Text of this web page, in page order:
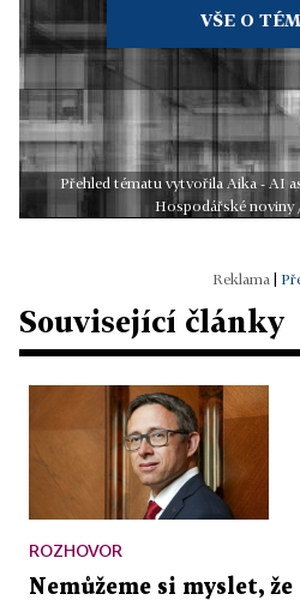
VŠE O
Přehled tématu vytvořila Aika - AI
Hospodářské noviny
Související články
ROZHOVOR
Nemůžeme si myslet,